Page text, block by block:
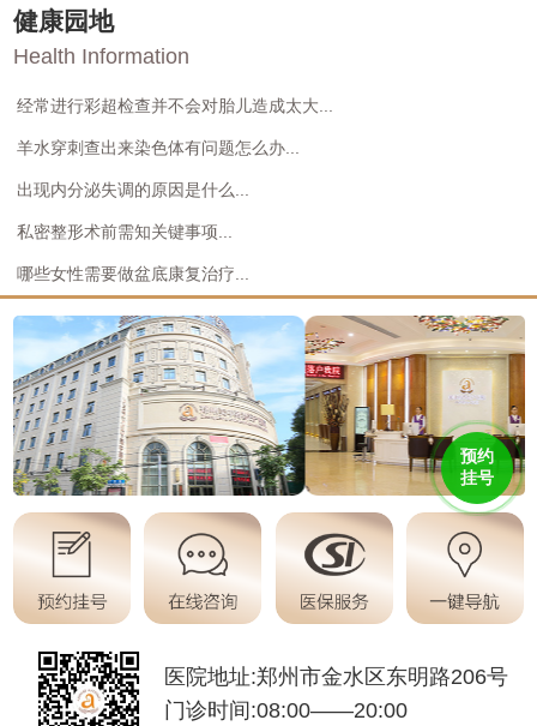
健康园地
Health Information
经常进行彩超检查并不会对胎儿造成太大...
羊水穿刺查出来染色体有问题怎么办...
出现内分泌失调的原因是什么...
私密整形术前需知关键事项...
哪些女性需要做盆底康复治疗...
预约
挂号
医院地址:郑州市金水区东明路206号
门诊时间:08:00——20:00